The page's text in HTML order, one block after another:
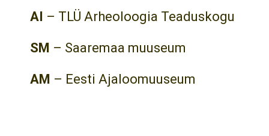
AI – TLÜ Arheoloogia Teaduskogu
SM – Saaremaa muuseum
AM – Eesti Ajaloomuuseum